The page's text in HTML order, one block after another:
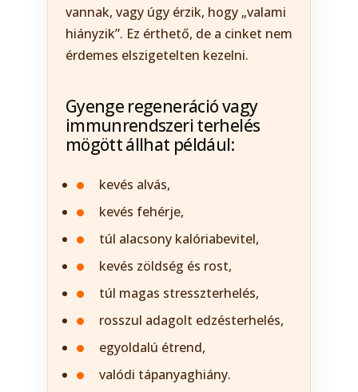
vannak, vagy úgy érzik, hogy „valami
hiányzik”. Ez érthető, de a cinket nem
érdemes elszigetelten kezelni.
Gyenge regeneráció vagy
immunrendszeri terhelés
mögött állhat például:
kevés alvás,
kevés fehérje,
túl alacsony kalóriabevitel,
kevés zöldség és rost,
túl magas stresszterhelés,
rosszul adagolt edzésterhelés,
egyoldalú étrend,
valódi tápanyaghiány.